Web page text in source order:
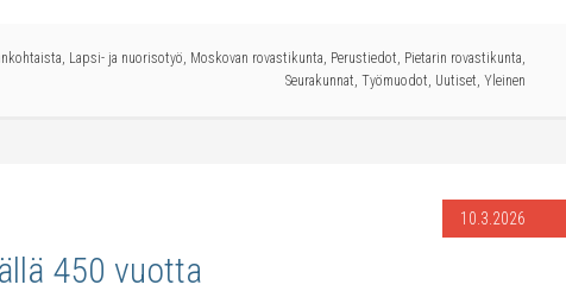
, Lapsi- ja nuorisotyö, Moskovan rovastikunta, Perustiedot, Pietarin rovastikunta,
Seurakunnat, Työmuodot, Uutiset, Yleinen
10.3.2026
450 vuotta